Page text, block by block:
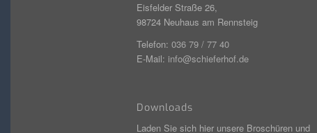
Eisfelder Straße 26,
98724 Neuhaus am Rennsteig
Telefon:036 79 / 77 40
E-Mail: info@schieferhof.de
Downloads
Laden Sie sich hier unsere Broschüren und